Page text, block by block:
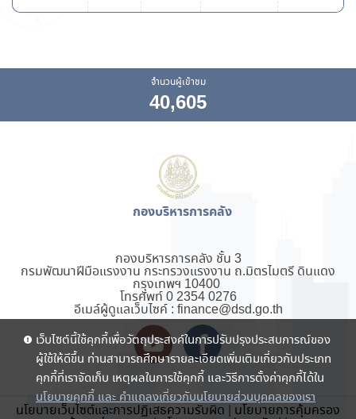
จำนวนผู้เข้าชม
40,605
กองบริหารการคลัง
กองบริหารการคลัง ชั้น 3
กรมพัฒนาฝีมือแรงงาน กระทรวงแรงงาน ถ.มิตรไมตรี ดินแดง
กรุงเทพฯ 10400
โทรศัพท์ 0 2354 0276
อีเมล์ผู้ดูแลเว็บไซค์ : finance@dsd.go.th
นโยบายเว็บไซต์และการปฏิเสธความรับผิด | นโยบายการคุ้มครอง
เว็บไซต์นี้ใช้คุกกี้เพื่อวัตถุประสงค์ในการปรับปรุงประสบการณ์ของ
ผู้ใช้ให้ดีขึ้น ท่านสามารถศึกษารายละเอียดเพิ่มเติมเกี่ยวกับประเภท
คุกกี้ที่เราจัดเก็บ เหตุผลในการใช้คุกกี้ และวิธีการตั้งค่าคุกกี้ได้ใน
นโยบายคุกกี้ และ คำแถลงเกี่ยวกับนโยบายส่วนบุคคลของเรา